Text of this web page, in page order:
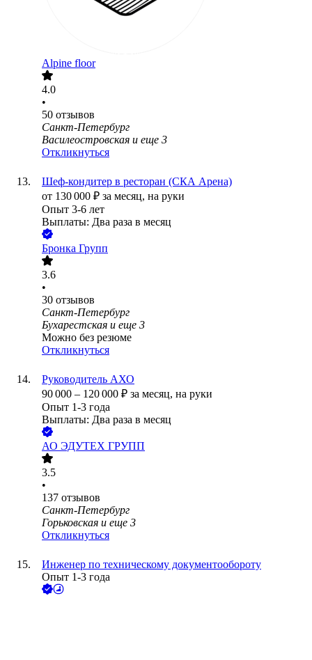
Alpine floor
4.0
•
50 отзывов
Санкт-Петербург
Василеостровская и еще 3
Откликнуться
Шеф-кондитер в ресторан (СКА Арена)
от 130 000 ₽ за месяц, на руки
Опыт 3-6 лет
Выплаты: Два раза в месяц
Бронка Групп
3.6
•
30 отзывов
Санкт-Петербург
Бухарестская и еще 3
Можно без резюме
Откликнуться
Руководитель АХО
90 000 – 120 000 ₽ за месяц, на руки
Опыт 1-3 года
Выплаты: Два раза в месяц
АО ЭДУТЕХ ГРУПП
3.5
•
137 отзывов
Санкт-Петербург
Горьковская и еще 3
Откликнуться
Инженер по техническому документообороту
Опыт 1-3 года